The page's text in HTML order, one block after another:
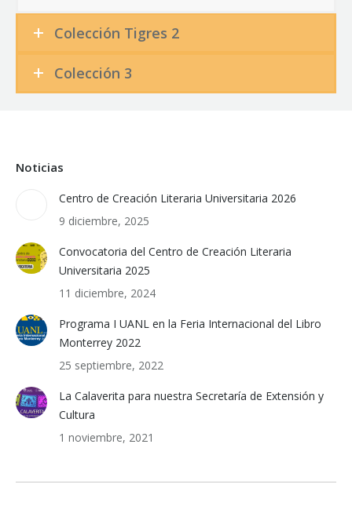
Colección Tigres 2
Colección 3
Noticias
Centro de Creación Literaria Universitaria 2026
9 diciembre, 2025
Convocatoria del Centro de Creación Literaria
Universitaria 2025
11 diciembre, 2024
Programa I UANL en la Feria Internacional del Libro
Monterrey 2022
25 septiembre, 2022
La Calaverita para nuestra Secretaría de Extensión y
Cultura
1 noviembre, 2021